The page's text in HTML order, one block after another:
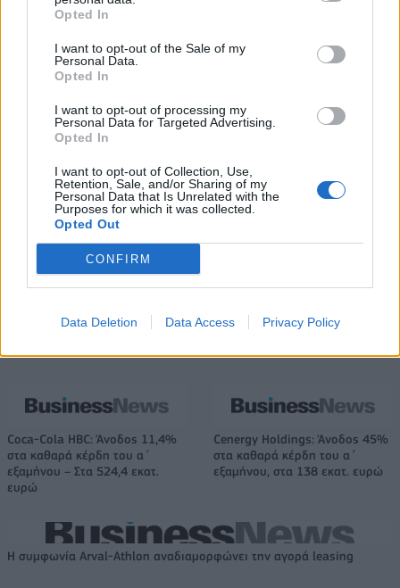
Opted In
I want to opt-out of the Sale of my
Personal Data.
Opted In
I want to opt-out of processing my
Personal Data for Targeted Advertising.
Opted In
I want to opt-out of Collection, Use,
Retention, Sale, and/or Sharing of my
Personal Data that Is Unrelated with the
Purposes for which it was collected.
Opted Out
CONFIRM
Data Deletion Data Access Privacy Policy
Νέο Audi A2 e-tron με στόχο
την κορυφή της
αποδοτικότητας
Η Chery επενδύει 75 εκατ.
δολάρια στην KG Mobility
Το FIAT 500 Hybrid τώρα από 18.990 ευρώ
Ντουράντ: "Ο Γιάννης θα
μπορούσε να 'ναι ο κορυφαίος
όλων"! (vid)
Οι διακοπές των Γάλλων του
συμπατριώτες τους στη Μύκονο
Είσοδος της γαλλικής Meridiam στην ηλεκτρική διασύνδεση Ελλάδας
Coca-Cola HBC: Άνοδος 11,4%
στα καθαρά κέρδη του α΄
εξαμήνου – Στα 524,4 εκατ.
ευρώ
Cenergy Holdings: Άνοδος 45%
στα καθαρά κέρδη του α΄
εξαμήνου, στα 138 εκατ. ευρώ
Η συμφωνία Arval-Athlon αναδιαμορφώνει την αγορά leasing